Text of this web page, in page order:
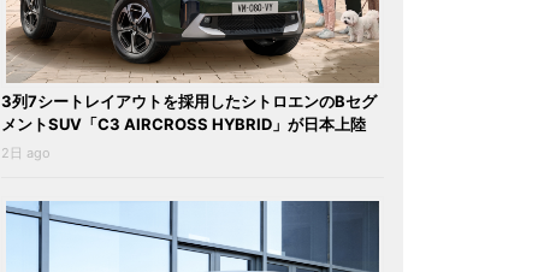
3列7シートレイアウトを採用したシトロエンのBセグ
メントSUV「C3 AIRCROSS HYBRID」が日本上陸
2日 ago